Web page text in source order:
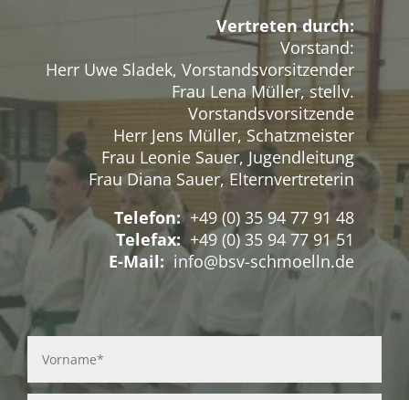
Vertreten durch:
Vorstand:
Herr Uwe Sladek, Vorstandsvorsitzender
Frau Lena Müller, stellv.
Vorstandsvorsitzende
Herr Jens Müller, Schatzmeister
Frau Leonie Sauer, Jugendleitung
Frau Diana Sauer, Elternvertreterin
Telefon:+49 (0) 35 94 77 91 48
Telefax: +49 (0) 35 94 77 91 51
E-Mail: info@bsv-schmoelln.de